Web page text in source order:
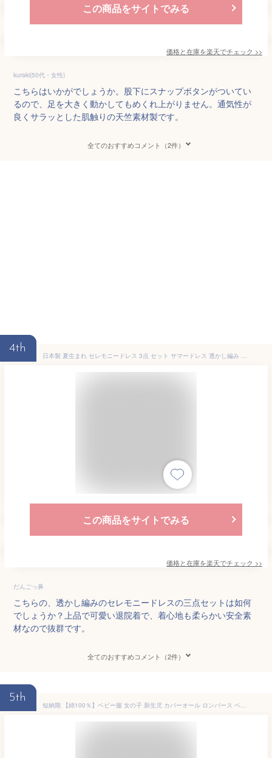
この商品をサイトでみる
価格と在庫を楽天でチェック >>
kuraki(50代・女性)
こちらはいかがでしょうか。股下にスナップボタンがついてい
るので、足を大きく動かしてもめくれ上がりません。通気性が
良くサラッとした肌触りの天竺素材製です。
全てのおすすめコメント（2件）
4th
日本製 夏生まれ セレモニードレス 3点 セット サマードレス 透かし編み 2wayドレス 退院着 ボンネット 靴下 男の子 女の子 シンプル ベビー服 プーポ PUPO【メール便OK(10)】
この商品をサイトでみる
価格と在庫を楽天でチェック >>
だんごっ鼻
こちらの、透かし編みのセレモニードレスの三点セットは如何
でしょうか？上品で可愛い退院着で、着心地も柔らかい安全素
材なので抜群です。
全てのおすすめコメント（2件）
5th
短納期 【綿100％】ベビー服 女の子 新生児 カバーオール ロンパース ベビードレス 1歳 誕生日 退院着 出産祝い 50 60 70 80 ホワイト お宮参り お食い初 赤ちゃん フォーマル おしゃれ 2歳 ハーフバースデー バースデイ 夏服 七五三 プレゼント キッズ ガーリー